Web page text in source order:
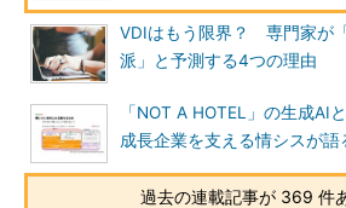
VDIはもう限界？ 専門家が
派」と予測する4つの理由
「NOT A HOTEL」の生成
成長企業を支える情シスが語
過去の連載記事が 369 件